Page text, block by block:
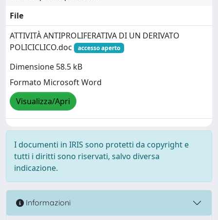
File
ATTIVITÀ ANTIPROLIFERATIVA DI UN DERIVATO
POLICICLICO.doc
accesso aperto
Dimensione 58.5 kB
Formato Microsoft Word
Visualizza/Apri
I documenti in IRIS sono protetti da copyright e
tutti i diritti sono riservati, salvo diversa
indicazione.
Informazioni